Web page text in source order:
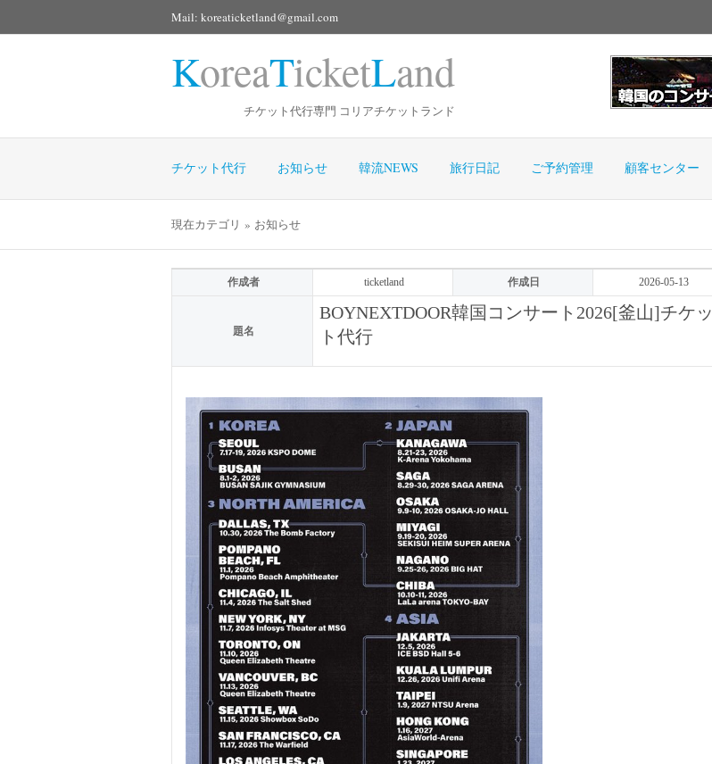
Mail: koreaticketland@gmail.com
KoreaTicketLand
チケット代行専門 コリアチケットランド
チケット代行 お知らせ 韓流NEWS 旅行日記 ご予約管理 顧客センター
現在カテゴリ » お知らせ
作成者 ticketland 作成日 2026-05-13
題名
BOYNEXTDOOR韓国コンサート2026[釜山]チケッ
ト代行